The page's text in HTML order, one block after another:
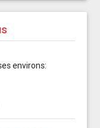
environs: